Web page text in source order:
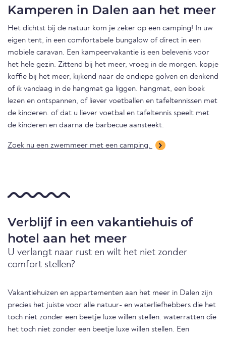
Kamperen in Dalen aan het meer
Het dichtst bij de natuur kom je zeker op een camping! In uw
eigen tent, in een comfortabele bungalow of direct in een
mobiele caravan. Een kampeervakantie is een belevenis voor
het hele gezin. Zittend bij het meer, vroeg in de morgen. kopje
koffie bij het meer, kijkend naar de ondiepe golven en denkend
of ik vandaag in de hangmat ga liggen. hangmat, een boek
lezen en ontspannen, of liever voetballen en tafeltennissen met
de kinderen. of dat u liever voetbal en tafeltennis speelt met
de kinderen en daarna de barbecue aansteekt.
Zoek nu een zwemmeer met een camping.
Verblijf in een vakantiehuis of
hotel aan het meer
U verlangt naar rust en wilt het niet zonder
comfort stellen?
Vakantiehuizen en appartementen aan het meer in Dalen zijn
precies het juiste voor alle natuur- en waterliefhebbers die het
toch niet zonder een beetje luxe willen stellen. waterratten die
het toch niet zonder een beetje luxe willen stellen. Een